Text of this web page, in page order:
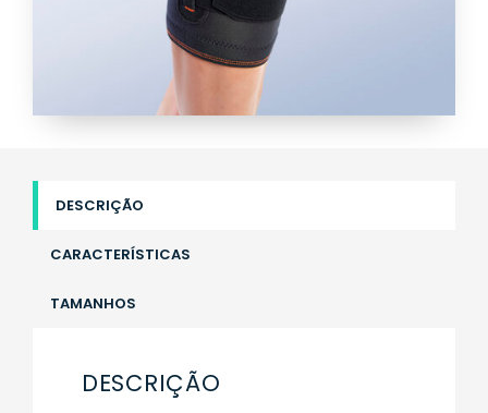
DESCRIÇÃO
CARACTERÍSTICAS
TAMANHOS
DESCRIÇÃO